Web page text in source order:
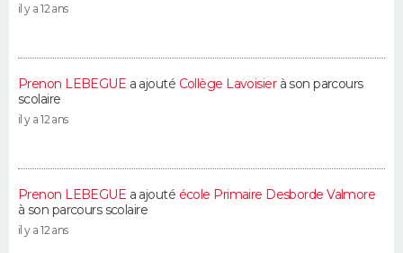
il y a 12 ans
Prenon LEBEGUE a ajouté Collège Lavoisierà son parcours
scolaire
il y a 12 ans
Prenon LEBEGUE a ajouté école Primaire Desborde Valmore
à son parcours scolaire
il y a 12 ans